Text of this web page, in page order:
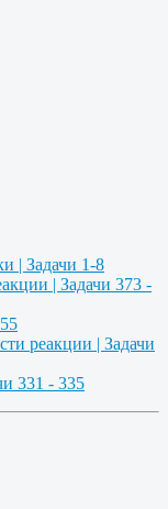
| Задачи 1-8
| Задачи 373 -
реакции | Задачи
331 - 335